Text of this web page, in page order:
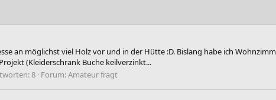
an möglichst viel Holz vor und in der Hütte :D. Bislang habe ich
(Kleiderschrank Buche keilverzinkt...
8 Forum:Amateur fragt